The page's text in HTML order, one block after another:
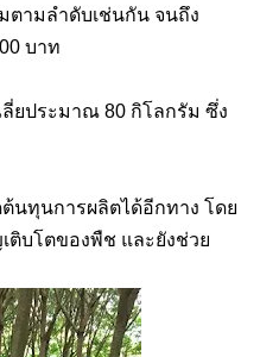
ตามลำดับเช่นกัน จนถึง
บาท
ลี่ยประมาณ 80 กิโลกรัม ซึ่ง
นทุนการผลิตได้อีกทาง โดย
ติบโตของพืช และยังช่วย